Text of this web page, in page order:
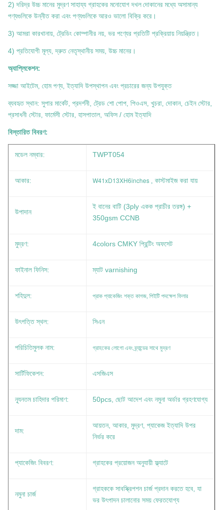
2) দরিদ্র উচ্চ মানের মুদ্রণ সাহায্য গ্রাহকের মনোযোগ দখলদোকানের মধ্যে অসামান্য
পণ্যগুলিকে উন্নীত করা এবং পণ্যগুলিকে আরও ভালো বিক্রি করে।
3) আমরা কারখানায়, ট্রেডিং কোম্পানীর নয়, ভর পণ্যের প্রতিটি প্রক্রিয়ায় নিয়ন্ত্রিত।
4) প্রতিযোগী মূল্য, দ্রুত নেতৃস্থানীয় সময়, উচ্চ মানের।
অ্যাপ্লিকেশন:
সজ্জা আইটেম, হোম পণ্য, ইত্যাদি উপস্থাপন এবং প্রচারের জন্য উপযুক্ত
ব্যবহৃত স্থান: সুপার মার্কেট, প্রদর্শনী, ট্রেড শো পোপ, পিওএস, খুচরা, দোকান, চেইন স্টোর,
প্রসাধনী স্টোর, ফার্মেসী স্টোর, হাসপাতাল, অফিস / হোম ইত্যাদি
বিস্তারিত বিবরণ:
মডেল নম্বার: TWPT054
আকার: W41xD13XH6inches , কাস্টমাইজ করা যায়
উপাদান
ই বানের বাটি (3ply একক প্রাচীর তরঙ্গ) +
350gsm CCNB
মুদ্রণ: 4colors CMKY প্রিন্টিং অফসেট
ফাইনাল ফিনিস: ম্যাট varnishing
শহিদুল: প্রাক প্যাকেজিং শক্ত কাগজ, পিইটি পদক্ষেপ ফিলার
উৎপত্তি স্থল: সিএন
পরিচিতিমুলক নাম: গ্রাহকের লোগো এবং ব্র্যান্ডের সাথে মুদ্রণ
সার্টিফিকেশন: এসজিএস
ন্যূনতম চাহিদার পরিমাণ: 50pcs, ছোট আদেশ এবং নমুনা অর্ডার গ্রহণযোগ্য
দাম:
আয়তন, আকার, মুদ্রণ, প্যাকেজ ইত্যাদি উপর
নির্ভর করে
প্যাকেজিং বিবরণ: গ্রাহকের প্রয়োজন অনুযায়ী ফ্ল্যাটে
নমুনা চার্জ
গ্রাহককে সাবস্ক্রিপশন চার্জ প্রদান করতে হবে, যা
ভর উৎপাদন চালানোর সময় ফেরতযোগ্য